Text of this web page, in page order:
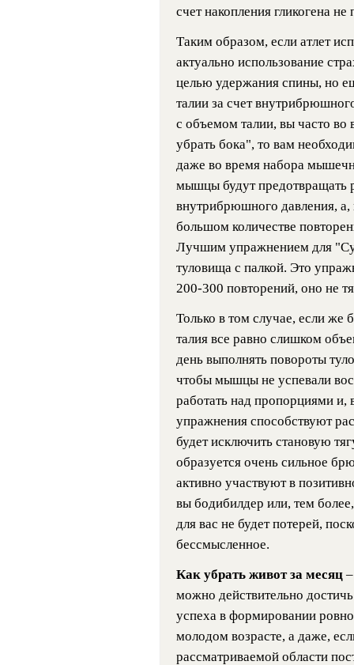
счет накопления гликогена не
Таким образом, если атлет
актуально использование
целью удержания спины, но
талии за счет
с объемом талии, вы часто
убрать бока", то вам
даже во время набора
мышцы будут предотвращать
внутрибрюшного давления,
большом количестве
Лучшим упражнением для
туловища с палкой. Это
200-300 повторений, оно не
Только в том случае, если же
талия все равно слишком
день выполнять повороты
чтобы мышцы не успевали
работать над пропорциями и,
упражнения способствуют
будет исключить становую
образуется очень сильное
активно участвуют в
вы бодибилдер или, тем
для вас не будет потерей,
бессмысленное.
Как убрать живот за месяц
можно действительно
успеха в формировании
молодом возрасте, а даже,
рассматриваемой области